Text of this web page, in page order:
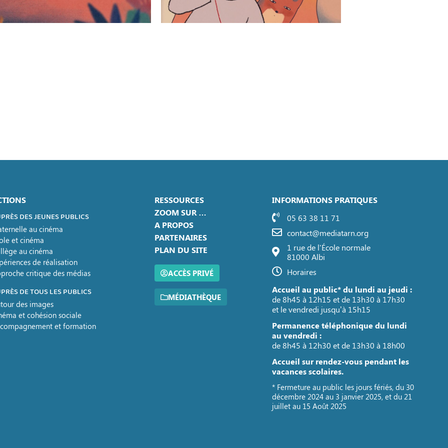
DES JEUNES PUBLICS
au cinéma
et cinéma
au cinéma
de réalisation
critique des médias
DE TOUS LES PUBLICS
des images
et cohésion sociale
et formation
RESSOURCES
ZOOM SUR …
A PROPOS
PARTENAIRES
PLAN DU SITE
ACCÈS PRIVÉ
MÉDIATHÈQUE
INFORMATIONS PRATIQUES
05 63 38 11 71
contact@mediatarn.org
1 rue de l'École normale
81000 Albi
Horaires
Accueil au public* du lundi au jeudi :
de 8h45 à 12h15 et de 13h30 à 17h30
et le vendredi jusqu’à 15h15
Permanence téléphonique du lundi
au vendredi :
de 8h45 à 12h30 et de 13h30 à 18h00
Accueil sur rendez-vous pendant les
vacances scolaires.
* Fermeture au public les jours fériés, du 30
décembre 2024 au 3 janvier 2025, et du 21
juillet au 15 Août 2025